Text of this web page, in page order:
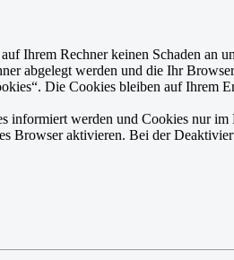
Ihrem Rechner keinen Schaden
abgelegt werden und die Ihr
Die Cookies bleiben auf Ihrem
informiert werden und Cookies nur
Browser aktivieren. Bei der